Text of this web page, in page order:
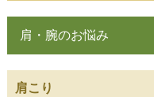
肩・腕のお悩み
肩こり